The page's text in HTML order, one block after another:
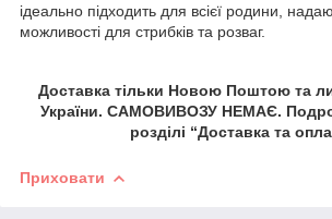
ідеально підходить для всієї родини,
можливості для стрибків та розваг.
Доставка тільки Новою Поштою та
України. САМОВИВОЗУ НЕМАЄ.
розділі “Доставка та
Приховати